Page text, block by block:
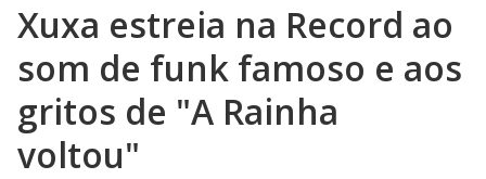
Xuxa estreia na Record ao
som de funk famoso e aos
gritos de "A Rainha
voltou"